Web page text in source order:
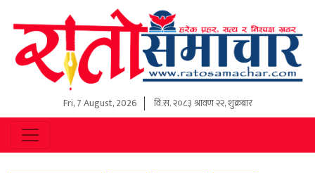
Fri, 7 August, 2026 वि.स.२०८३ श्रावण २२, शुक्रबार